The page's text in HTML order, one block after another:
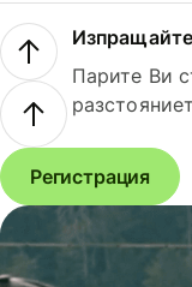
Парите Ви
Регистрация